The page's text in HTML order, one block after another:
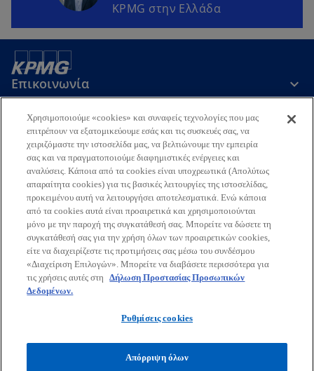
KPMG στην Ελλάδα
Επικοινωνία
Εταιρεία
Τελευταία Νέα
o
p
e
n
s
a
n
e
o
p
e
n
s
a
n
e
o
p
e
n
s
a
n
o
p
e
n
s
n
Όροι χρήσηςΠροστασία Προσωπικών ΔεδομένωνΠροσβασιμότητα
ΓλωσσάριοΒοήθειαΠολιτική Προσωπικών Δεδομένων
Πολιτική ασφάλειας πληροφοριών, ιδιωτικότητας & επιχειρησιακής
συνέχειας
και μέλος του διεθνούς οργανισμού ανεξάρτητων εταιρειών-μελών
ιδιωτική Αγγλική εταιρεία περιορισμένης ευθύνης με εγγυητικές
εισφορές. Με την επιφύλαξη κάθε δικαιώματος.
Χρησιμοποιούμε «cookies» και συναφείς τεχνολογίες που μας
επιτρέπουν να εξατομικεύουμε εσάς και τις συσκευές σας, να
χειριζόμαστε την ιστοσελίδα μας, να βελτιώνουμε την εμπειρία
σας και να πραγματοποιούμε διαφημιστικές ενέργειες και
αναλύσεις. Κάποια από τα cookies είναι υποχρεωτικά (Απολύτως
απαραίτητα cookies) για τις βασικές λειτουργίες της ιστοσελίδας,
προκειμένου αυτή να λειτουργήσει αποτελεσματικά. Ενώ κάποια
από τα cookies αυτά είναι προαιρετικά και χρησιμοποιούνται
μόνο με την παροχή της συγκατάθεσή σας. Μπορείτε να δώσετε τη
συγκατάθεσή σας για την χρήση όλων των προαιρετικών cookies,
είτε να διαχειρίζεστε τις προτιμήσεις σας μέσω του συνδέσμου
«Διαχείριση Επιλογών». Μπορείτε να διαβάσετε περισσότερα για
τις χρήσεις αυτές στη
Δήλωση Προστασίας Προσωπικών
Δεδομένων.
Ρυθμίσεις cookies
Απόρριψη όλων